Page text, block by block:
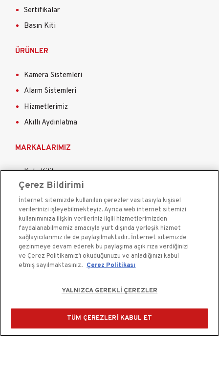
Sertifikalar
Basın Kiti
ÜRÜNLER
Kamera Sistemleri
Alarm Sistemleri
Hizmetlerimiz
Akıllı Aydınlatma
MARKALARIMIZ
Kale Kilit
Kale Çelik Kapı
Kale Çelik Kasa
Kale Kapı Pencere Sistemleri
Kale Sigorta
Çerez Kullanım Bildirimi
Çerez Bildirimi
İnternet sitemizde kullanılan çerezler vasıtasıyla kişisel
verilerinizi işleyebilmekteyiz. Ayrıca web internet sitemizi
kullanımınıza ilişkin verileriniz ilgili hizmetlerimizden
faydalanabilmemiz amacıyla yurt dışında yerleşik hizmet
sağlayıcılarımız ile de paylaşılmaktadır. İnternet sitemizde
gezinmeye devam ederek bu paylaşıma açık rıza verdiğinizi
ve Çerez Politikamız’ı okuduğunuzu ve anladığınızı kabul
etmiş sayılmaktasınız. Çerez Politikası
YALNIZCA GEREKLİ ÇEREZLER
TÜM ÇEREZLERİ KABUL ET